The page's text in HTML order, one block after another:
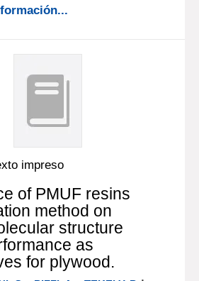
impreso
of PMUF resins
method on
structure
as
for plywood.